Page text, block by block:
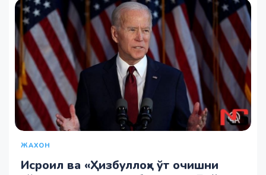
ЖАХОН
Исроил ва «Ҳизбуллоҳ» ўт очишни